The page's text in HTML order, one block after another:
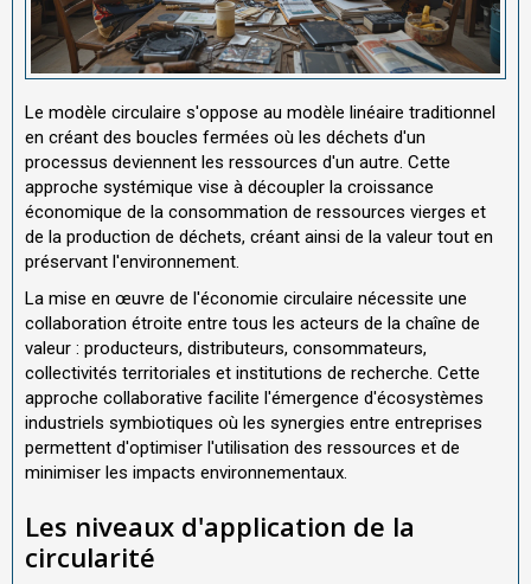
Le modèle circulaire s'oppose au modèle linéaire traditionnel
en créant des boucles fermées où les déchets d'un
processus deviennent les ressources d'un autre. Cette
approche systémique vise à découpler la croissance
économique de la consommation de ressources vierges et
de la production de déchets, créant ainsi de la valeur tout en
préservant l'environnement.
La mise en œuvre de l'économie circulaire nécessite une
collaboration étroite entre tous les acteurs de la chaîne de
valeur : producteurs, distributeurs, consommateurs,
collectivités territoriales et institutions de recherche. Cette
approche collaborative facilite l'émergence d'écosystèmes
industriels symbiotiques où les synergies entre entreprises
permettent d'optimiser l'utilisation des ressources et de
minimiser les impacts environnementaux.
Les niveaux d'application de la
circularité